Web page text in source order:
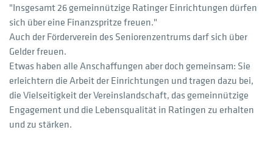
"Insgesamt 26 gemeinnützige Ratinger Einrichtungen dürfen
sich über eine Finanzspritze freuen."
Auch der Förderverein des Seniorenzentrums darf sich über
Gelder freuen.
Etwas haben alle Anschaffungen aber doch gemeinsam: Sie
erleichtern die Arbeit der Einrichtungen und tragen dazu bei,
die Vielseitigkeit der Vereinslandschaft, das gemeinnützige
Engagement und die Lebensqualität in Ratingen zu erhalten
und zu stärken.